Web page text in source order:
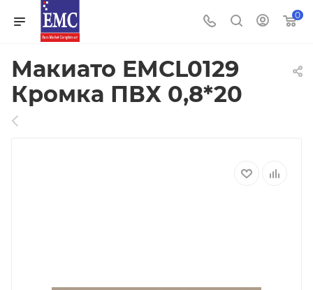
0
Макиато EMCL0129
Кромка ПВХ 0,8*20